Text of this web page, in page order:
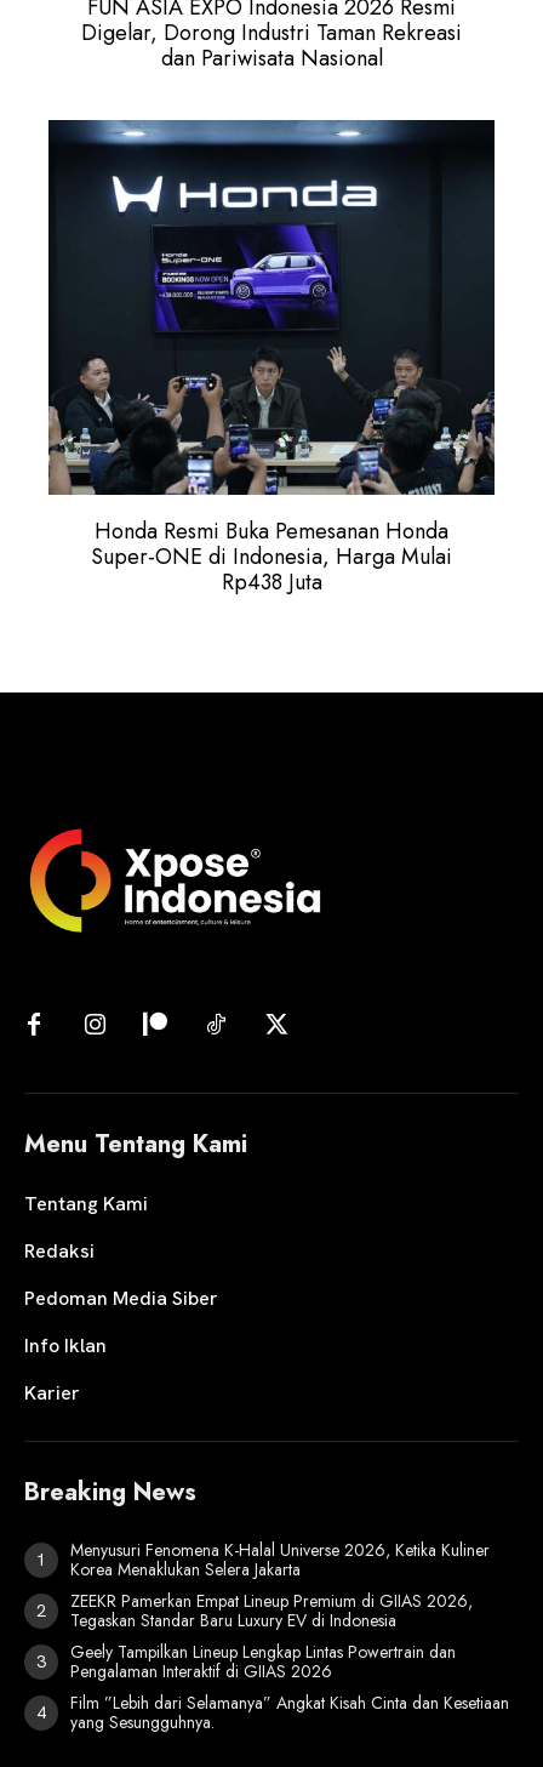
FUN ASIA EXPO Indonesia 2026 Resmi
Digelar, Dorong Industri Taman Rekreasi
dan Pariwisata Nasional
Honda Resmi Buka Pemesanan Honda
Super-ONE di Indonesia, Harga Mulai
Rp438 Juta
Menu Tentang Kami
Tentang Kami
Redaksi
Pedoman Media Siber
Info Iklan
Karier
Breaking News
Menyusuri Fenomena K-Halal Universe 2026, Ketika Kuliner
Korea Menaklukan Selera Jakarta
ZEEKR Pamerkan Empat Lineup Premium di GIIAS 2026,
Tegaskan Standar Baru Luxury EV di Indonesia
Geely Tampilkan Lineup Lengkap Lintas Powertrain dan
Pengalaman Interaktif di GIIAS 2026
Film ”Lebih dari Selamanya” Angkat Kisah Cinta dan Kesetiaan
yang Sesungguhnya.